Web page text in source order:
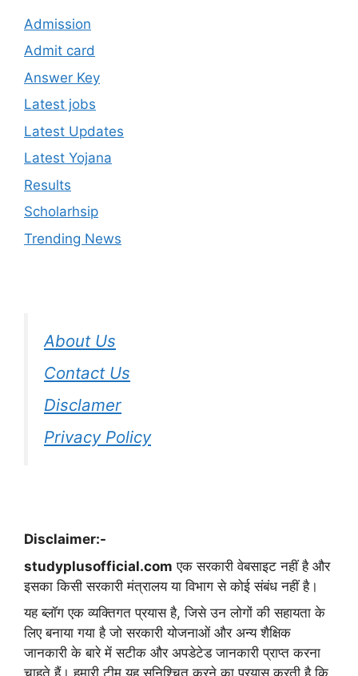
Admission
Admit card
Answer Key
Latest jobs
Latest Updates
Latest Yojana
Results
Scholarhsip
Trending News
About Us
Contact Us
Disclamer
Privacy Policy
Disclaimer:-
studyplusofficial.com एक सरकारी वेबसाइट नहीं है और
इसका किसी सरकारी मंत्रालय या विभाग से कोई संबंध नहीं है।
यह ब्लॉग एक व्यक्तिगत प्रयास है, जिसे उन लोगों की सहायता के
लिए बनाया गया है जो सरकारी योजनाओं और अन्य शैक्षिक
जानकारी के बारे में सटीक और अपडेटेड जानकारी प्राप्त करना